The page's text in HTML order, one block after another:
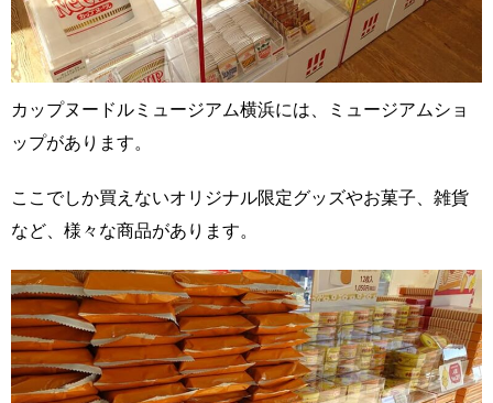
カップヌードルミュージアム横浜には、ミュージアムショ
ップがあります。
ここでしか買えないオリジナル限定グッズやお菓子、雑貨
など、様々な商品があります。